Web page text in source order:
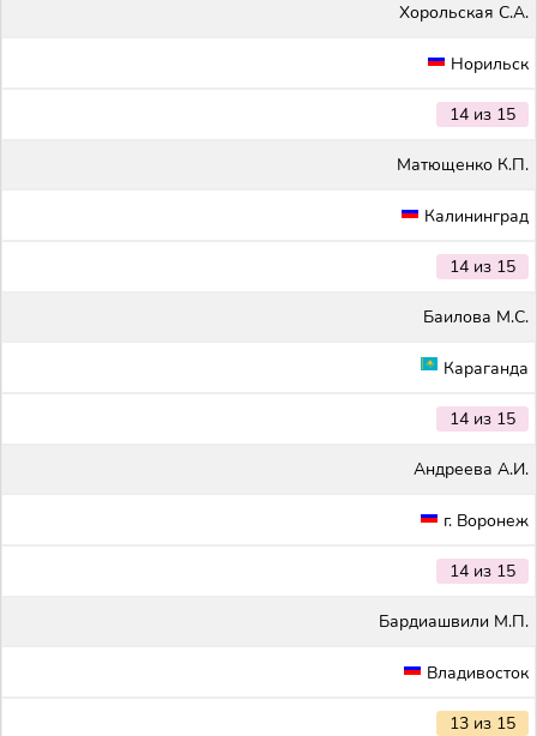
Хорольская С.А.
Норильск
14 из 15
Матющенко К.П.
Калининград
14 из 15
Баилова М.С.
Караганда
14 из 15
Андреева А.И.
г. Воронеж
14 из 15
Бардиашвили М.П.
Владивосток
13 из 15